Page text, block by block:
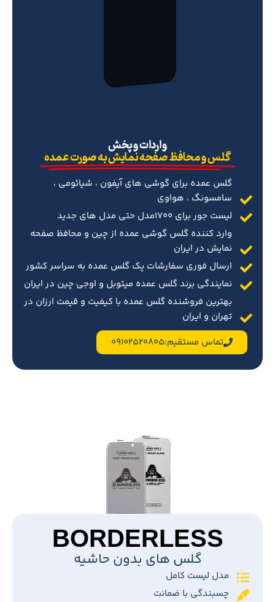
‌واردات و پخش
گلس و محافظ صفحه نمایش به صورت عمده
گلس عمده برای گوشی های آیفون ، شیائومی ،
سامسونگ ، هواوی
لیست جور برای 1700مدل حتی مدل های جدید
وارد کننده گلس گوشی عمده از چین و محافظ صفحه
نمایش در ایران
ارسال فوری سفارشات پک گلس عمده به سراسر کشور
نمایندگی برند گلس عمده میتوبل و اوجی چین در ایران
بهترین فروشنده گلس عمده با کیفیت و قیمت ارزان در
تهران و ایران
تماس مستقیم:09102520805
BORDERLESS
گلس های بدون حاشیه
مدل لیست کامل
چسبندگی با ضمانت